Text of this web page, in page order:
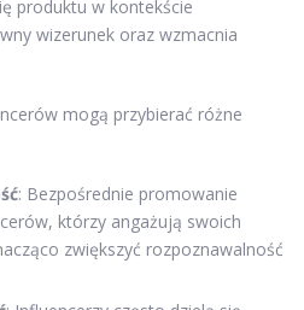
produktu w kontekście
wizerunek oraz wzmacnia
mogą przybierać różne
: Bezpośrednie promowanie
którzy angażują swoich
zwiększyć rozpoznawalność